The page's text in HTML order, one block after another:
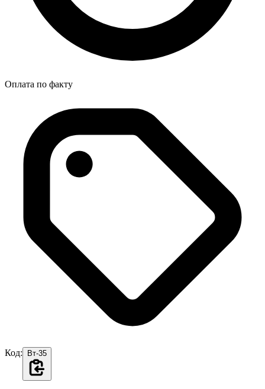
Оплата по факту
Код: Вт-35